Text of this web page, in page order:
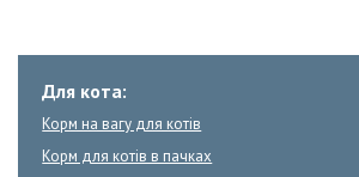
Для кота:
Корм на вагу для котів
Корм для котів в пачках